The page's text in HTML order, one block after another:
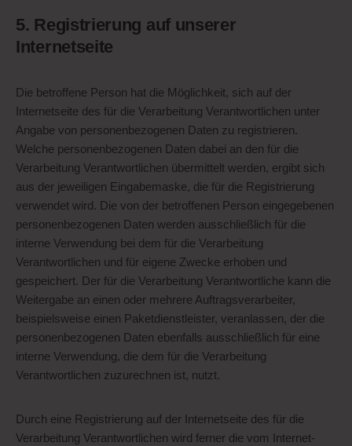
5. Registrierung auf unserer
Internetseite
Die betroffene Person hat die Möglichkeit, sich auf der
Internetseite des für die Verarbeitung Verantwortlichen unter
Angabe von personenbezogenen Daten zu registrieren.
Welche personenbezogenen Daten dabei an den für die
Verarbeitung Verantwortlichen übermittelt werden, ergibt sich
aus der jeweiligen Eingabemaske, die für die Registrierung
verwendet wird. Die von der betroffenen Person eingegebenen
personenbezogenen Daten werden ausschließlich für die
interne Verwendung bei dem für die Verarbeitung
Verantwortlichen und für eigene Zwecke erhoben und
gespeichert. Der für die Verarbeitung Verantwortliche kann die
Weitergabe an einen oder mehrere Auftragsverarbeiter,
beispielsweise einen Paketdienstleister, veranlassen, der die
personenbezogenen Daten ebenfalls ausschließlich für eine
interne Verwendung, die dem für die Verarbeitung
Verantwortlichen zuzurechnen ist, nutzt.
Durch eine Registrierung auf der Internetseite des für die
Verarbeitung Verantwortlichen wird ferner die vom Internet-